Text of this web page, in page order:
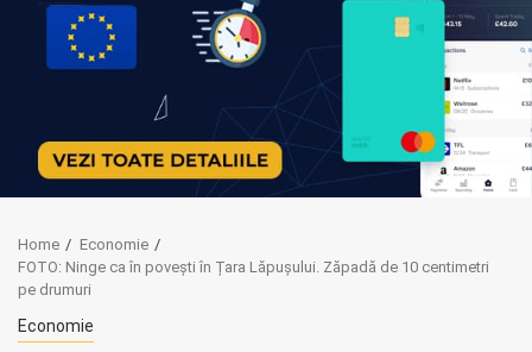
Home
Economie
FOTO: Ninge ca în povești în Țara Lăpușului. Zăpadă de 10 centimetri
pe drumuri
Economie